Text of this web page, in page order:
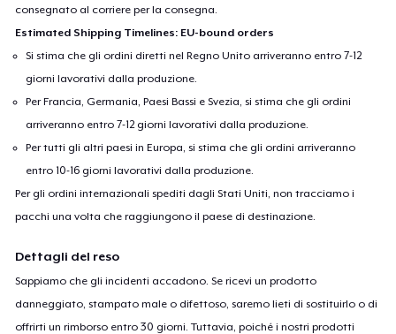
consegnato al corriere per la consegna.
Estimated Shipping Timelines: EU-bound orders
Si stima che gli ordini diretti nel Regno Unito arriveranno entro 7-12
giorni lavorativi dalla produzione.
Per Francia, Germania, Paesi Bassi e Svezia, si stima che gli ordini
arriveranno entro 7-12 giorni lavorativi dalla produzione.
Per tutti gli altri paesi in Europa, si stima che gli ordini arriveranno
entro 10-16 giorni lavorativi dalla produzione.
Per gli ordini internazionali spediti dagli Stati Uniti, non tracciamo i
pacchi una volta che raggiungono il paese di destinazione.
Dettagli del reso
Sappiamo che gli incidenti accadono. Se ricevi un prodotto
danneggiato, stampato male o difettoso, saremo lieti di sostituirlo o di
offrirti un rimborso entro 30 giorni. Tuttavia, poiché i nostri prodotti